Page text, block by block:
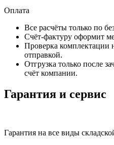
Оплата
Все расчёты только по
Счёт-фактуру оформит
Проверка комплектации
отправкой.
Отгрузка только после
счёт компании.
Гарантия и сервис
Гарантия на все виды